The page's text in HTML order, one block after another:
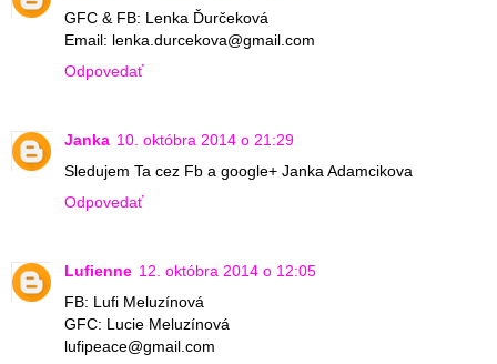
GFC & FB: Lenka Ďurčeková
Email: lenka.durcekova@gmail.com
Odpovedať
Janka 10. októbra 2014 o 21:29
Sledujem Ta cez Fb a google+ Janka Adamcikova
Odpovedať
Lufienne 12. októbra 2014 o 12:05
FB: Lufi Meluzínová
GFC: Lucie Meluzínová
lufipeace@gmail.com